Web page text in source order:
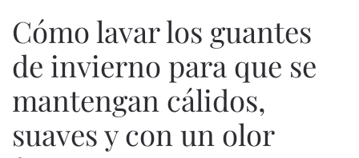
Cómo lavar los guantes
de invierno para que se
mantengan cálidos,
suaves y con un olor